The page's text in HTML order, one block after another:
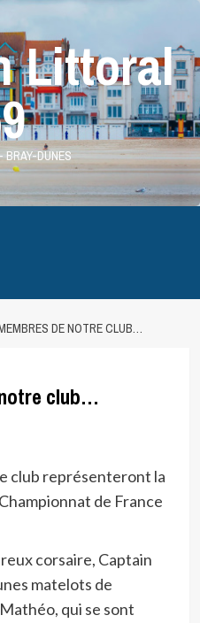
Littoral
BRAY-DUNES
DE NOTRE CLUB…
club…
club représenteront la
de France
corsaire, Captain
matelots de
qui se sont